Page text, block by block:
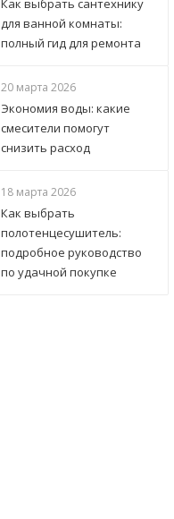
Как выбрать сантехнику
для ванной комнаты:
полный гид для ремонта
20 марта 2026
Экономия воды: какие
смесители помогут
снизить расход
18 марта 2026
Как выбрать
полотенцесушитель:
подробное руководство
по удачной покупке